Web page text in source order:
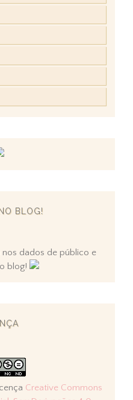
BLOG!
nos dados de público e
blog!
Creative Commons